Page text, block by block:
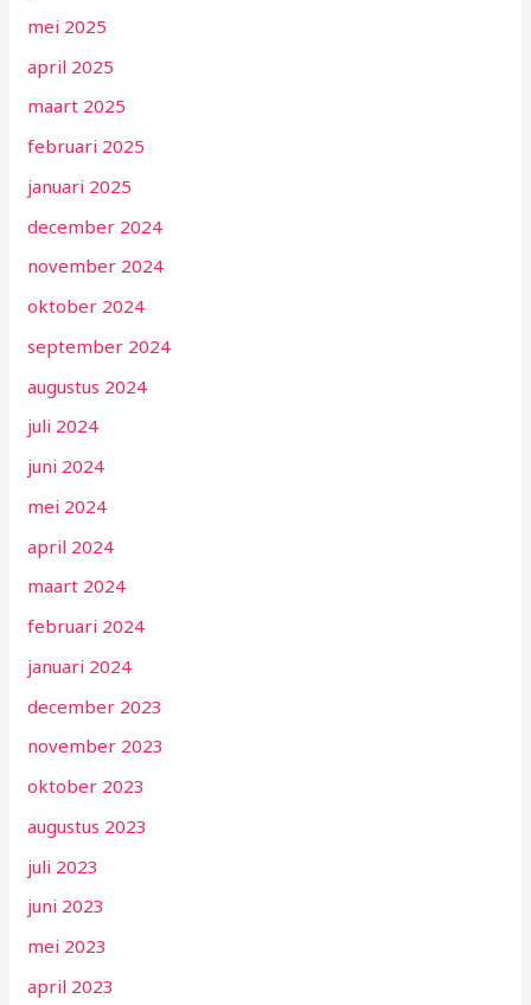
mei 2025
april 2025
maart 2025
februari 2025
januari 2025
december 2024
november 2024
oktober 2024
september 2024
augustus 2024
juli 2024
juni 2024
mei 2024
april 2024
maart 2024
februari 2024
januari 2024
december 2023
november 2023
oktober 2023
augustus 2023
juli 2023
juni 2023
mei 2023
april 2023